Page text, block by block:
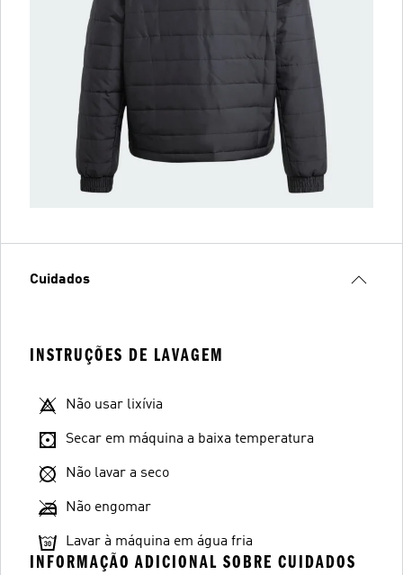
Cuidados
INSTRUÇÕES DE LAVAGEM
Não usar lixívia
Secar em máquina a baixa temperatura
Não lavar a seco
Não engomar
Lavar à máquina em água fria
INFORMAÇÃO ADICIONAL SOBRE CUIDADOS